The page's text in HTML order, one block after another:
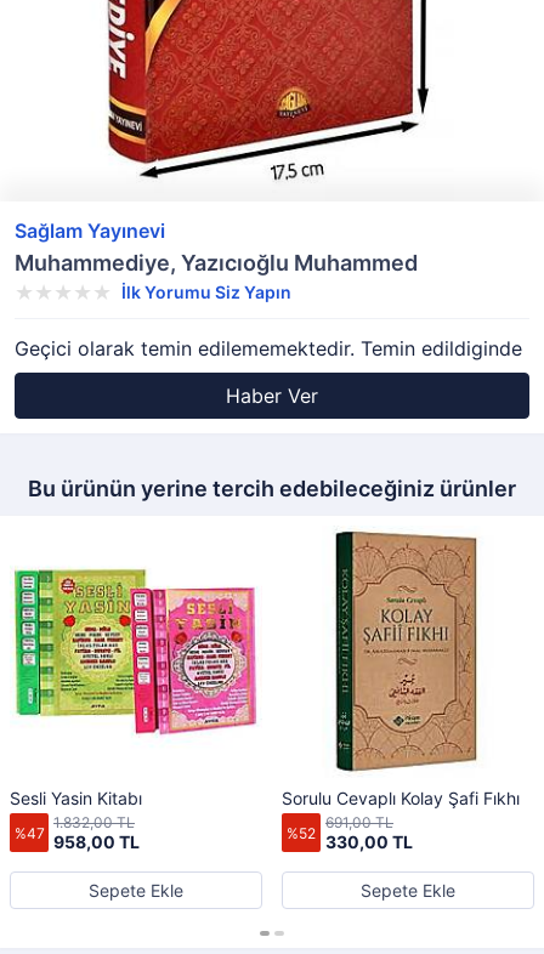
Sağlam Yayınevi
Muhammediye, Yazıcıoğlu Muhammed
İlk Yorumu Siz Yapın
Geçici olarak temin edilememektedir. Temin edildiginde
Haber Ver
Bu ürünün yerine tercih edebileceğiniz ürünler
Sesli Yasin Kitabı
%47 958,00 TL
1.832,00 TL
Sepete Ekle
Sorulu Cevaplı Kolay Şafi Fıkhı
%52 330,00 TL
691,00 TL
Sepete Ekle